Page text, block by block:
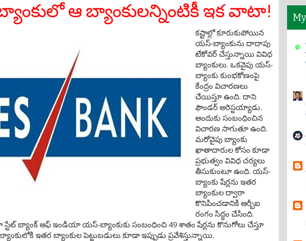
ఆ బ్యాంకులన్నింటికీ ఇక వాటా!
కష్టాల్లో కూరుకుపోయిన
యస్-బ్యాంకును దాదాపు
టేకోవర్ చేస్తున్నాయి వివిధ
బ్యాంకులు. ఒకవైపు యస్-
బ్యాంకు కుంభకోణంపై
కేంద్రం విచారణలు
చేయిస్తూ ఉంది. దాని
ఫౌండర్ అరెస్టయ్యాడు.
అందుకు సంబంధించిన
విచారణ సాగుతూ ఉంది.
మరోవైపు బ్యాంకు
ఖాతాదారుల కోసం కూడా
ప్రభుత్వం వివిధ చర్యలు
తీసుకుంటూ ఉంది. యస్-
బ్యాంకు షేర్లను ఇతర
బ్యాంకుల ద్వారా
కొనిపించడానికి ఆర్బీఐ
రంగం సిద్ధం చేసింది.
బ్యాంక్ ఆఫ్ ఇండియా యస్-బ్యాంకుకు సంబంధించి 49 శాతం షేర్లను కొనుగోలు చేస్తూ
ఇతర బ్యాంకుల పెట్టుబడులు కూడా ఇప్పుడు ప్రవేశిస్తున్నాయి.